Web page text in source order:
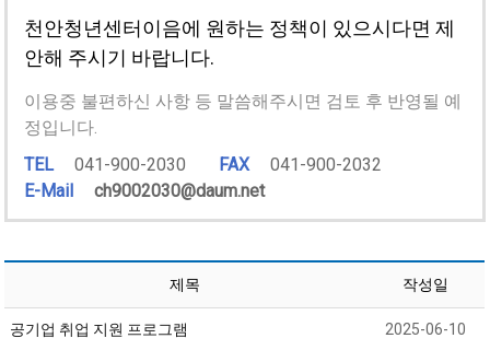
천안청년센터이음에 원하는 정책이 있으시다면 제
안해 주시기 바랍니다.
이용중 불편하신 사항 등 말씀해주시면 검토 후 반영될 예
정입니다.
TEL
041-900-2030 FAX
041-900-2032
E-Mail
ch9002030@daum.net
제목 작성일
공기업 취업 지원 프로그램 2025-06-10